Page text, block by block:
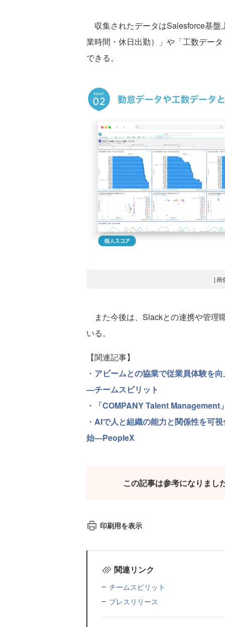
収集されたデータはSalesforce基盤
業時間・休日出勤）」や「工数デー
できる。
［
また今後は、Slackとの連携や管理
いる。
【関連記事】
・ アビームとの協業で従業員体験を
—チームスピリット
・
「COMPANY Talent
・ AIで人と組織の能力と関係性を可
始—PeopleX
この記事は参考になりまし
印刷用を表示
関連リンク
チームスピリット
プレスリリース